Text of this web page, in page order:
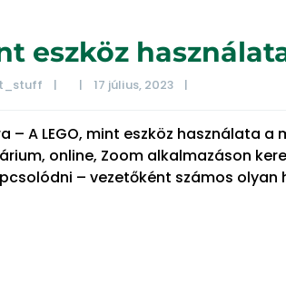
eszköz
| | 17 július, 2023 |
A LEGO, mint eszköz használata a
online, Zoom alkalmazáson
– vezetőként számos